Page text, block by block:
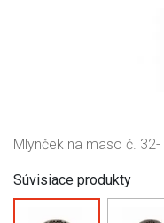
Mlynček na mäso č.
Súvisiace produkty